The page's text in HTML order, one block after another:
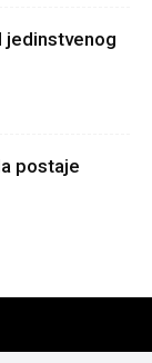
jedinstvenog
postaje